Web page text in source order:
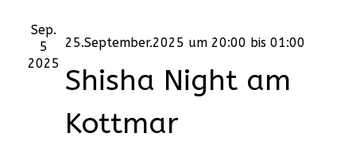
Sep.
5
2025
25.September.2025 um 20:00 bis 01:00
Shisha Night am
Kottmar